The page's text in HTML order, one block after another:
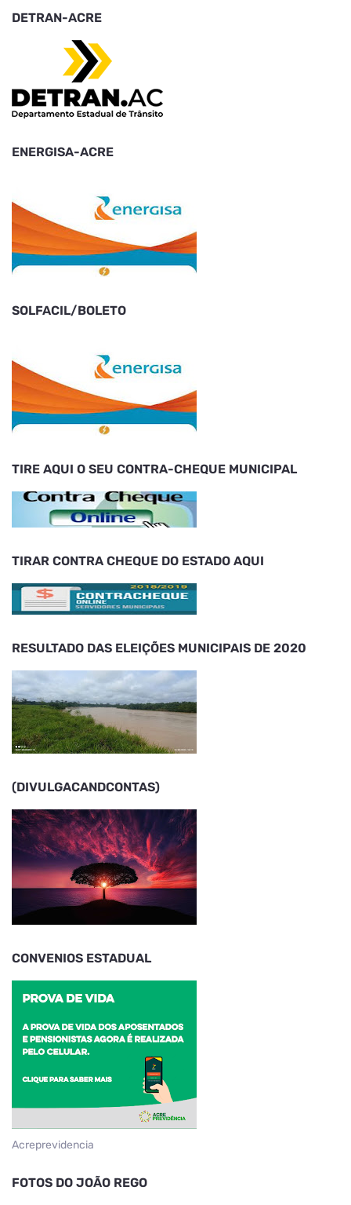
DETRAN-ACRE
ENERGISA-ACRE
SOLFACIL/BOLETO
TIRE AQUI O SEU CONTRA-CHEQUE MUNICIPAL
TIRAR CONTRA CHEQUE DO ESTADO AQUI
RESULTADO DAS ELEIÇÕES MUNICIPAIS DE 2020
(DIVULGACANDCONTAS)
CONVENIOS ESTADUAL
Acreprevidencia
FOTOS DO JOÃO REGO